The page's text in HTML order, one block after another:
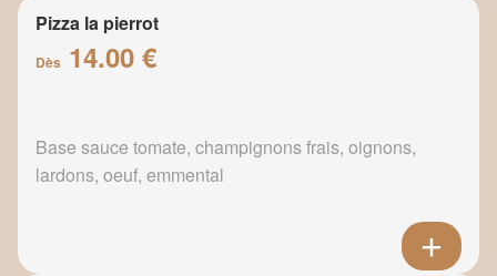
Pizza la pierrot
Dès 14.00 €
Base sauce tomate, champignons frais, oignons,
lardons, oeuf, emmental